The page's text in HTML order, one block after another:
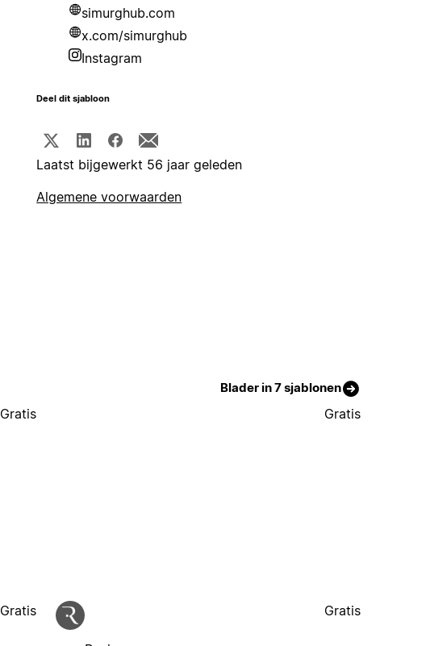
simurghub.com
x.com/simurghub
Instagram
Deel dit sjabloon
Laatst bijgewerkt 56 jaar geleden
Algemene voorwaarden
Blader in 7 sjablonen
Gratis Gratis
Gratis Gratis